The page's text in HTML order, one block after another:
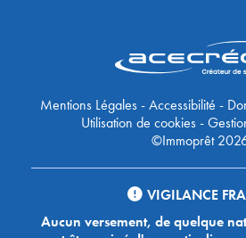
Mentions Légales-Accessibilité -
Utilisation de cookies-
©Immoprêt
VIGILANCE
Aucun versement, de quelque